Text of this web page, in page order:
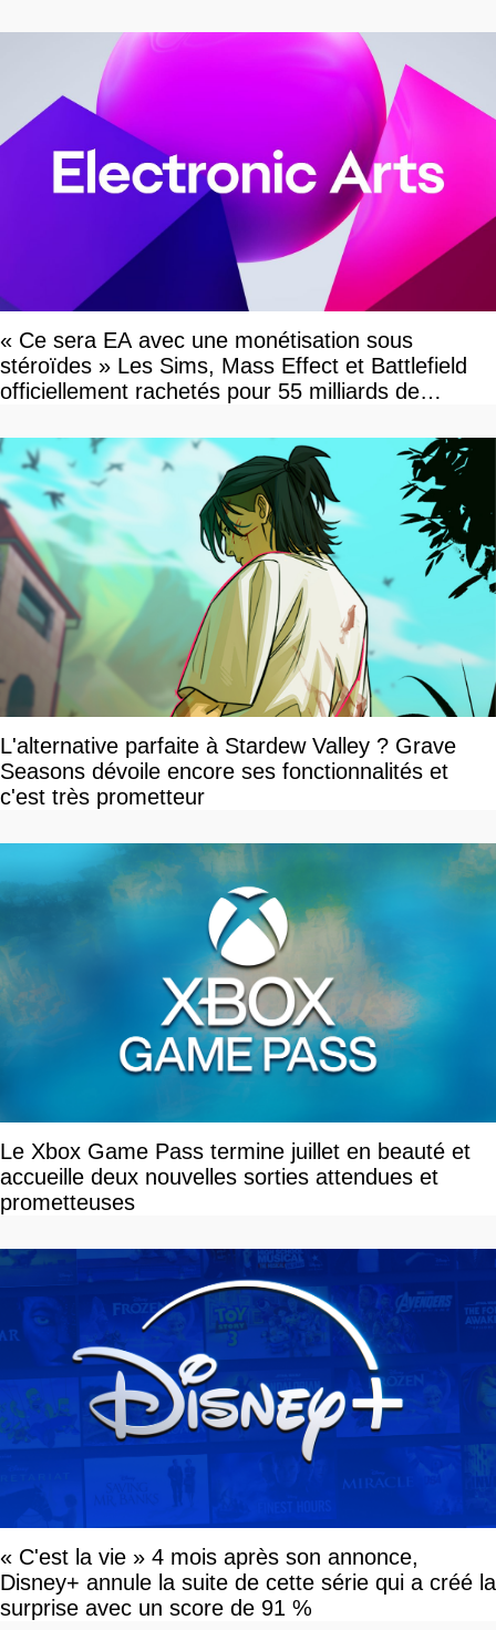
« Ce sera EA avec une monétisation sous
stéroïdes » Les Sims, Mass Effect et Battlefield
officiellement rachetés pour 55 milliards de
L'alternative parfaite à Stardew Valley ? Grave
Seasons dévoile encore ses fonctionnalités et
c'est très prometteur
Le Xbox Game Pass termine juillet en beauté et
accueille deux nouvelles sorties attendues et
prometteuses
« C'est la vie » 4 mois après son annonce,
Disney+ annule la suite de cette série qui a créé la
surprise avec un score de 91 %